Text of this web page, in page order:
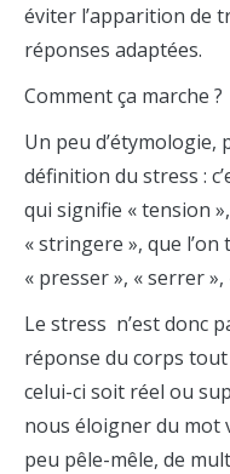
éviter l’apparition de
réponses adaptées.
Comment ça marche ?
Un peu
définition du stress :
qui signifie « tension
« stringere », que
« presser », « serrer
Le stress n’est donc
réponse du corps
celui-ci soit réel ou
nous éloigner du mot
peu pêle-mêle, de